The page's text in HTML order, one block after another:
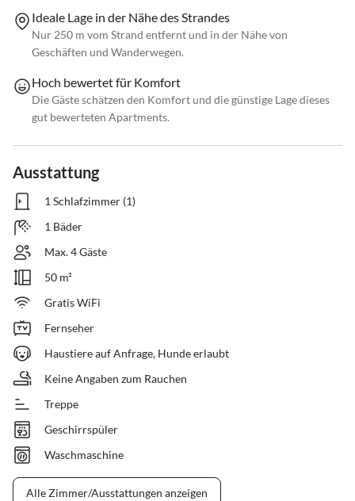
Ideale Lage in der Nähe des Strandes
Nur 250 m vom Strand entfernt und in der Nähe von
Geschäften und Wanderwegen.
Hoch bewertet für Komfort
Die Gäste schätzen den Komfort und die günstige Lage dieses
gut bewerteten Apartments.
Ausstattung
1 Schlafzimmer (1)
1 Bäder
Max. 4 Gäste
50 m²
Gratis WiFi
Fernseher
Haustiere auf Anfrage, Hunde erlaubt
Keine Angaben zum Rauchen
Treppe
Geschirrspüler
Waschmaschine
Alle Zimmer/Ausstattungen anzeigen